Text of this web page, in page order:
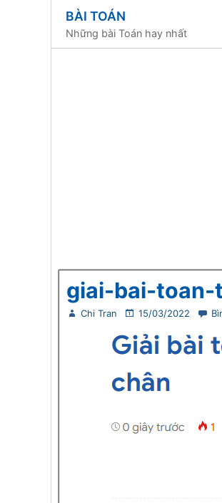
BÀI TOÁN
Những bài Toán hay nhất
giai-bai-
Chi Tran 15/03/2022